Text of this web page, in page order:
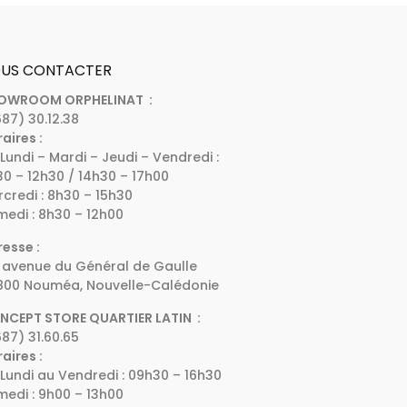
CONTACTER
ORPHELINAT :
30.12.38
:
– Mardi – Jeudi – Vendredi :
– 12h30 / 14h30 – 17h00
: 8h30 – 15h30
: 8h30 – 12h00
:
avenue du Général de Gaulle
Nouméa, Nouvelle-Calédonie
STORE QUARTIER LATIN :
31.60.65
:
au Vendredi : 09h30 – 16h30
: 9h00 – 13h00